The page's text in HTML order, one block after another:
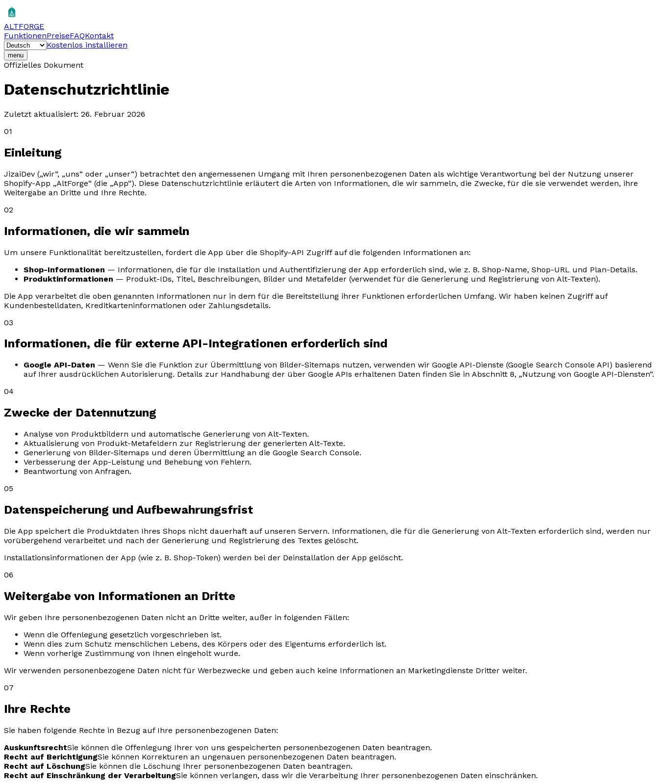
ALTFORGE
FunktionenPreiseFAQKontakt
Kostenlos installieren
menu
Offizielles Dokument
Datenschutzrichtlinie
Zuletzt aktualisiert: 26. Februar 2026
01
Einleitung
JizaiDev („wir“, „uns“ oder „unser“) betrachtet den angemessenen Umgang mit Ihren personenbezogenen Daten als wichtige Verantwortung bei der Nutzung unserer
Shopify-App „AltForge“ (die „App“). Diese Datenschutzrichtlinie erläutert die Arten von Informationen, die wir sammeln, die Zwecke, für die sie verwendet werden, ihre
Weitergabe an Dritte und Ihre Rechte.
02
Informationen, die wir sammeln
Um unsere Funktionalität bereitzustellen, fordert die App über die Shopify-API Zugriff auf die folgenden Informationen an:
Shop-Informationen — Informationen, die für die Installation und Authentifizierung der App erforderlich sind, wie z. B. Shop-Name, Shop-URL und Plan-Details.
Produktinformationen — Produkt-IDs, Titel, Beschreibungen, Bilder und Metafelder (verwendet für die Generierung und Registrierung von Alt-Texten).
Die App verarbeitet die oben genannten Informationen nur in dem für die Bereitstellung ihrer Funktionen erforderlichen Umfang. Wir haben keinen Zugriff auf
Kundenbestelldaten, Kreditkarteninformationen oder Zahlungsdetails.
03
Informationen, die für externe API-Integrationen erforderlich sind
Google API-Daten — Wenn Sie die Funktion zur Übermittlung von Bilder-Sitemaps nutzen, verwenden wir Google API-Dienste (Google Search Console API) basierend
auf Ihrer ausdrücklichen Autorisierung. Details zur Handhabung der über Google APIs erhaltenen Daten finden Sie in Abschnitt 8, „Nutzung von Google API-Diensten“.
04
Zwecke der Datennutzung
Analyse von Produktbildern und automatische Generierung von Alt-Texten.
Aktualisierung von Produkt-Metafeldern zur Registrierung der generierten Alt-Texte.
Generierung von Bilder-Sitemaps und deren Übermittlung an die Google Search Console.
Verbesserung der App-Leistung und Behebung von Fehlern.
Beantwortung von Anfragen.
05
Datenspeicherung und Aufbewahrungsfrist
Die App speichert die Produktdaten Ihres Shops nicht dauerhaft auf unseren Servern. Informationen, die für die Generierung von Alt-Texten erforderlich sind, werden nur
vorübergehend verarbeitet und nach der Generierung und Registrierung des Textes gelöscht.
Installationsinformationen der App (wie z. B. Shop-Token) werden bei der Deinstallation der App gelöscht.
06
Weitergabe von Informationen an Dritte
Wir geben Ihre personenbezogenen Daten nicht an Dritte weiter, außer in folgenden Fällen:
Wenn die Offenlegung gesetzlich vorgeschrieben ist.
Wenn dies zum Schutz menschlichen Lebens, des Körpers oder des Eigentums erforderlich ist.
Wenn vorherige Zustimmung von Ihnen eingeholt wurde.
Wir verwenden personenbezogene Daten nicht für Werbezwecke und geben auch keine Informationen an Marketingdienste Dritter weiter.
07
Ihre Rechte
Sie haben folgende Rechte in Bezug auf Ihre personenbezogenen Daten:
AuskunftsrechtSie können die Offenlegung Ihrer von uns gespeicherten personenbezogenen Daten beantragen.
Recht auf BerichtigungSie können Korrekturen an ungenauen personenbezogenen Daten beantragen.
Recht auf LöschungSie können die Löschung Ihrer personenbezogenen Daten beantragen.
Recht auf Einschränkung der VerarbeitungSie können verlangen, dass wir die Verarbeitung Ihrer personenbezogenen Daten einschränken.